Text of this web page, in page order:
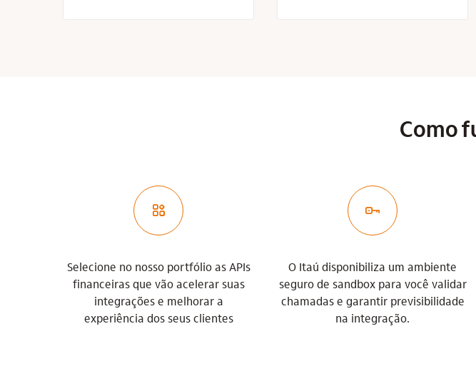
Como
app_store_base
Selecione no nosso portfólio as APIs
financeiras que vão acelerar suas
integrações e melhorar a
experiência dos seus clientes
chave_outline
O Itaú disponibiliza um ambiente
seguro de sandbox para você validar
chamadas e garantir previsibilidade
na integração.